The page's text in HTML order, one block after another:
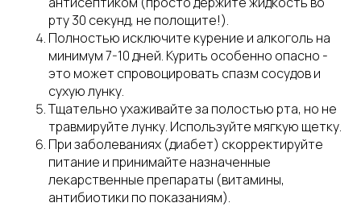
рту 30 секунд, не полощите!).
Полностью исключите курение и алкоголь на
минимум 7-10 дней. Курить особенно опасно -
это может спровоцировать спазм сосудов и
сухую лунку.
Тщательно ухаживайте за полостью рта, но не
травмируйте лунку. Используйте мягкую щетку.
При заболеваниях (диабет) скорректируйте
питание и принимайте назначенные
лекарственные препараты (витамины,
антибиотики по показаниям).